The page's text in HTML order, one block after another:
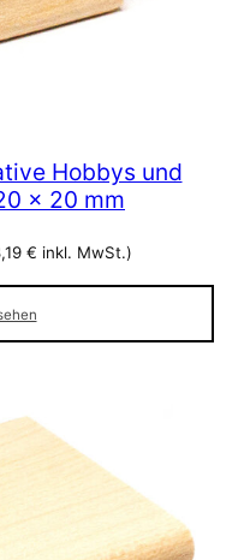
Hobbys und
x 20 mm
€ inkl. MwSt.)